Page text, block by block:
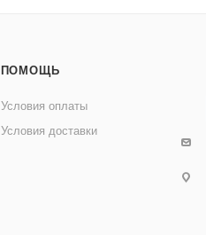
ПОМОЩЬ
Условия оплаты
Условия доставки